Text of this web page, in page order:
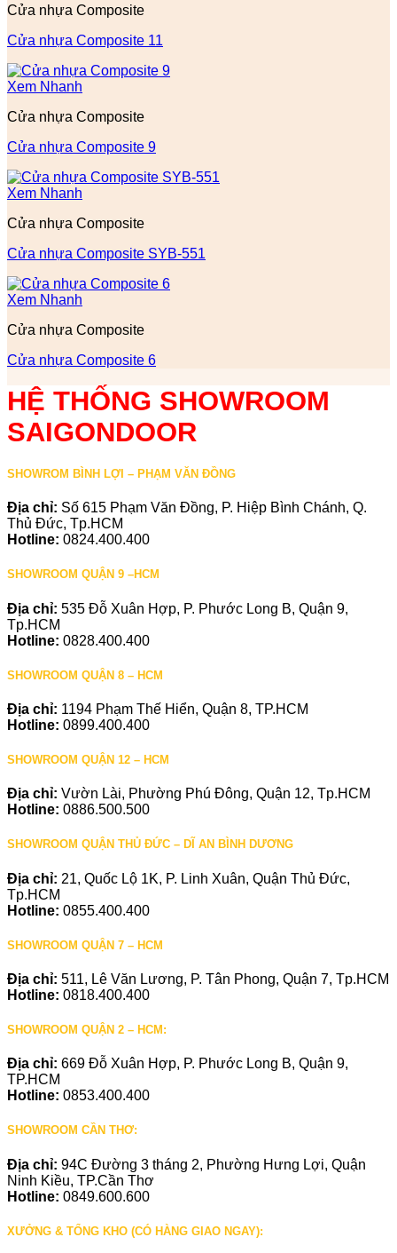
Cửa nhựa Composite
Cửa nhựa Composite 11
Xem Nhanh
Cửa nhựa Composite
Cửa nhựa Composite 9
Xem Nhanh
Cửa nhựa Composite
Cửa nhựa Composite SYB-551
Xem Nhanh
Cửa nhựa Composite
Cửa nhựa Composite 6
HỆ THỐNG SHOWROOM
SAIGONDOOR
SHOWROM BÌNH LỢI – PHẠM VĂN ĐỒNG
Địa chỉ: Số 615 Phạm Văn Đồng, P. Hiệp Bình Chánh, Q.
Thủ Đức, Tp.HCM
Hotline: 0824.400.400
SHOWROOM QUẬN 9 –HCM
Địa chỉ: 535 Đỗ Xuân Hợp, P. Phước Long B, Quận 9,
Tp.HCM
Hotline: 0828.400.400
SHOWROOM QUẬN 8 – HCM
Địa chỉ: 1194 Phạm Thế Hiển, Quận 8, TP.HCM
Hotline: 0899.400.400
SHOWROOM QUẬN 12 – HCM
Địa chỉ: Vườn Lài, Phường Phú Đông, Quận 12, Tp.HCM
Hotline: 0886.500.500
SHOWROOM QUẬN THỦ ĐỨC – DĨ AN BÌNH DƯƠNG
Địa chỉ: 21, Quốc Lộ 1K, P. Linh Xuân, Quận Thủ Đức,
Tp.HCM
Hotline: 0855.400.400
SHOWROOM QUẬN 7 – HCM
Địa chỉ: 511, Lê Văn Lương, P. Tân Phong, Quận 7, Tp.HCM
Hotline: 0818.400.400
SHOWROOM QUẬN 2 – HCM:
Địa chỉ: 669 Đỗ Xuân Hợp, P. Phước Long B, Quận 9,
TP.HCM
Hotline: 0853.400.400
SHOWROOM CẦN THƠ:
Địa chỉ: 94C Đường 3 tháng 2, Phường Hưng Lợi, Quận
Ninh Kiều, TP.Cần Thơ
Hotline: 0849.600.600
XƯỞNG & TỔNG KHO (CÓ HÀNG GIAO NGAY):